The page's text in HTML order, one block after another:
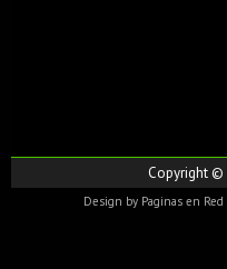
Copyright ©
Design by Paginas en Red